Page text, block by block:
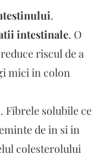
.
intestinale. O
riscul de a
mici in colon
. Fibrele solubile ce
de in si in
colesterolului